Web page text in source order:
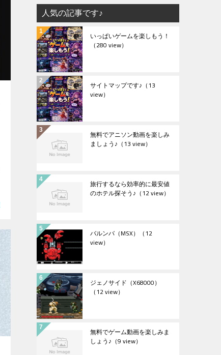
人気の記事です♪
いっぱいゲームを楽しもう！
（280 view）
サイトマップです♪ （13
view）
無料でアニソン動画を楽しみ
ましょう♪ （13 view）
旅行するなら効率的に最安値
のホテル探そう♪ （12 view）
バルンバ（MSX） （12
view）
ジェノサイド（X68000）
（12 view）
無料でゲーム動画を楽しみま
しょう♪ （9 view）